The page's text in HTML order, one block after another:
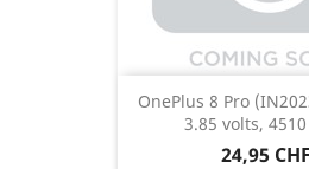
OnePlus 8 Pro
3.85 volts,
Prezzo
24,95 CHF